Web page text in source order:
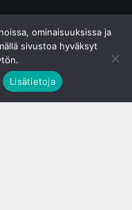
ominaisuuksissa ja
sivustoa hyväksyt
Lisätietoja